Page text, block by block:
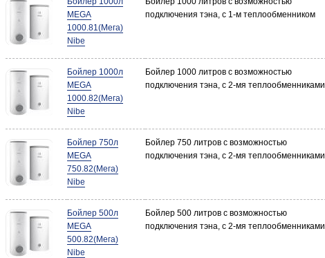
MEGA
1000.81(Мега)
Nibe
подключения тэна, с 1-м теплообменником
Бойлер 1000л
MEGA
1000.82(Мега)
Nibe
Бойлер 1000 литров с возможностью
подключения тэна, с 2-мя теплообменниками
Бойлер 750л
MEGA
750.82(Мега)
Nibe
Бойлер 750 литров с возможностью
подключения тэна, с 2-мя теплообменниками
Бойлер 500л
MEGA
500.82(Мега)
Nibe
Бойлер 500 литров с возможностью
подключения тэна, с 2-мя теплообменниками